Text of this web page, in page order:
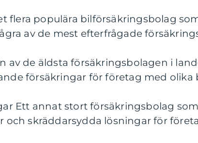
flera populära bilförsäkringsbolag
av de mest efterfrågade
av de äldsta försäkringsbolagen i
försäkringar för företag med olika
Ett annat stort försäkringsbolag
och skräddarsydda lösningar för